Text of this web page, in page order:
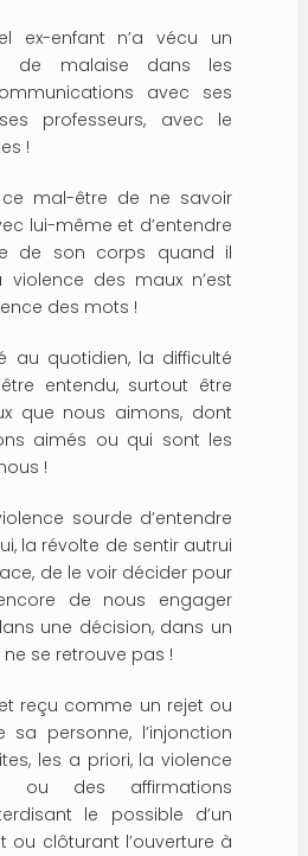
ex-enfant n’a vécu un
de malaise dans les
avec ses
professeurs, avec le
!
ce mal-être de ne savoir
lui-même et d’entendre
de son corps quand il
des maux n’est
des mots !
au quotidien, la difficulté
entendu, surtout être
que nous aimons, dont
aimés ou qui sont les
!
sourde d’entendre
la révolte de sentir autrui
de le voir décider pour
de nous engager
une décision, dans un
se retrouve pas !
reçu comme un rejet ou
personne, l’injonction
les a priori, la violence
ou des affirmations
le possible d’un
ou clôturant l’ouverture à